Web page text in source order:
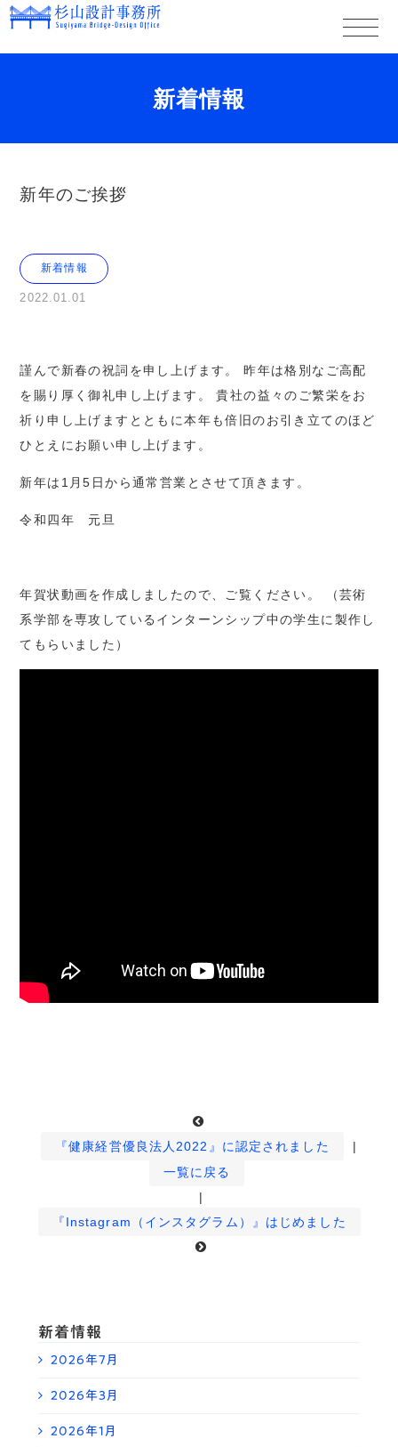
新着情報
新年のご挨拶
新着情報
2022.01.01
謹んで新春の祝詞を申し上げます。
昨年は格別なご高配
を賜り厚く御礼申し上げます。
貴社の益々のご繁栄をお
祈り申し上げますとともに本年も倍旧のお引き立てのほど
ひとえにお願い申し上げます。
新年は1月5日から通常営業とさせて頂きます。
令和四年 元旦
年賀状動画を作成しましたので、ご覧ください。
（芸術
系学部を専攻しているインターンシップ中の学生に製作し
てもらいました）
『健康経営優良法人2022』に認定されました
|
一覧に戻る
|
『Instagram（インスタグラム）』はじめました
新着情報
2026年7月
2026年3月
2026年1月